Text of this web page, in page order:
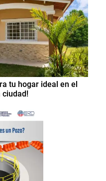
tu hogar ideal en el
ciudad!